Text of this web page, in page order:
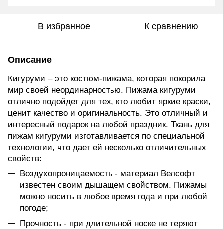
В избранное К сравнению
Описание
Кигуруми – это костюм-пижама, которая покорила
мир своей неординарностью. Пижама кигуруми
отлично подойдет для тех, кто любит яркие краски,
ценит качество и оригинальность. Это отличный и
интересный подарок на любой праздник. Ткань для
пижам кигуруми изготавливается по специальной
технологии, что дает ей несколько отличительных
свойств:
Воздухопроницаемость - материал Велсофт
известен своим дышащем свойством. Пижамы
можно носить в любое время года и при любой
погоде;
Прочность - при длительной носке не теряют